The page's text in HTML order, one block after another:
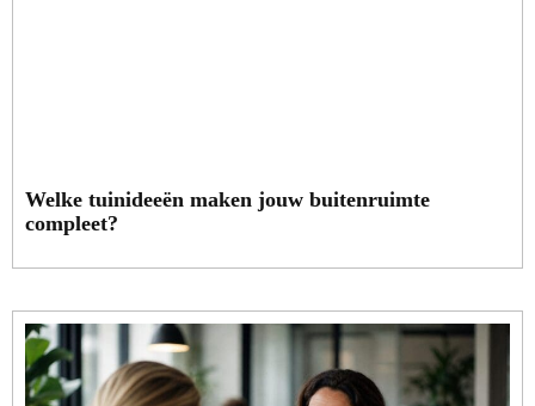
Welke tuinideeën maken jouw buitenruimte
compleet?